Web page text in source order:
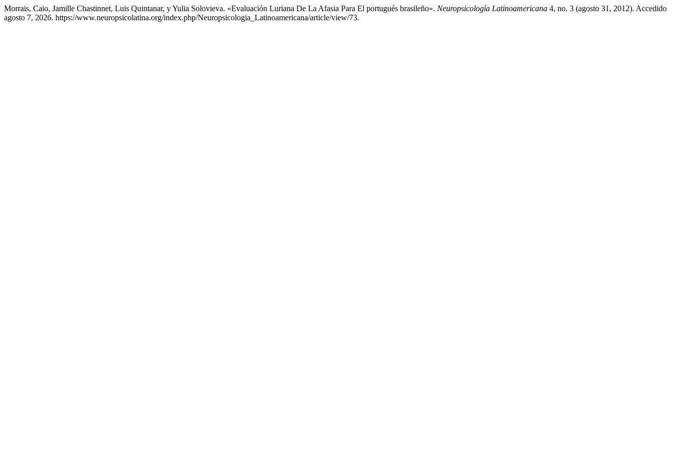
Morrais, Caio, Jamille Chastinnet, Luis Quintanar, y Yulia Solovieva. «Evaluación Luriana De La Afasia Para El portugués brasileño». Neuropsicología Latinoamericana 4, no. 3 (agosto 31, 2012). Accedido
agosto 7, 2026. https://www.neuropsicolatina.org/index.php/Neuropsicologia_Latinoamericana/article/view/73.